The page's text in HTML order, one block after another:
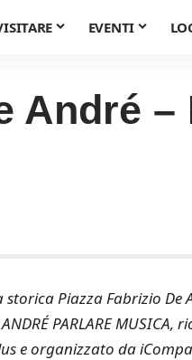
EVENTI
André
Piazza Fabrizio De
PARLARE
e organizzato da